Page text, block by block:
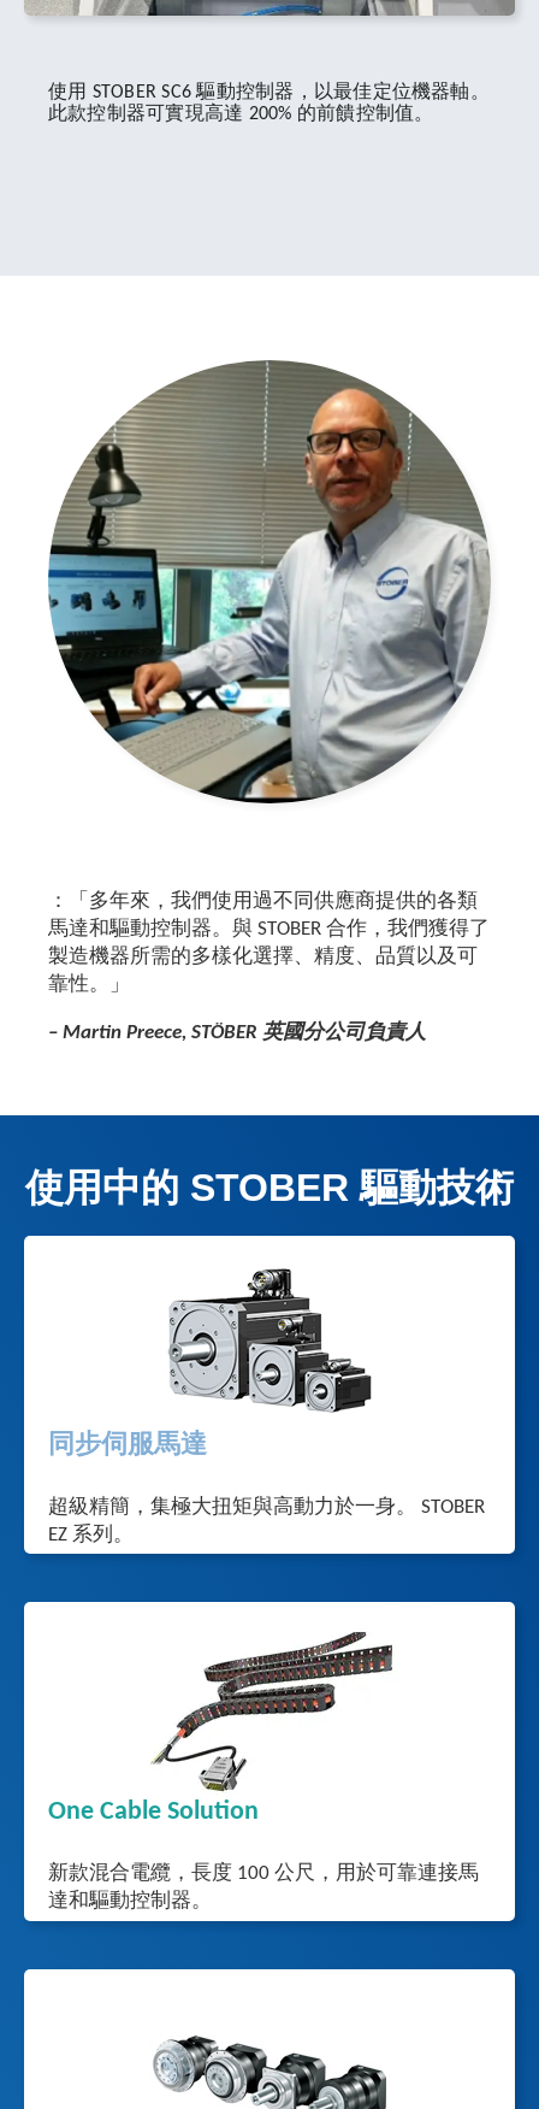
使用 STOBER SC6 驅動控制器，以最佳定位機器軸。
此款控制器可實現高達 200% 的前饋控制值。
：「多年來，我們使用過不同供應商提供的各類
馬達和驅動控制器。與 STOBER 合作，我們獲得了
製造機器所需的多樣化選擇、精度、品質以及可
靠性。」
– Martin Preece, STÖBER 英國分公司負責人
使用中的 STOBER 驅動技術
同步伺服馬達
超級精簡，集極大扭矩與高動力於一身。 STOBER
EZ 系列。
One Cable Solution
新款混合電纜，長度 100 公尺，用於可靠連接馬
達和驅動控制器。